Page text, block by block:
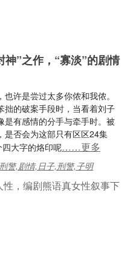
神”之作，“寡淡”的剧情
许是尝过太多你侬和我侬。
拙的破案手段时，当看着刘子
是有感情的分手与牵手时。被
是否会为这部只有区区24集
四大字的烙印呢……更多
警,剧情,日子,刑警,子明